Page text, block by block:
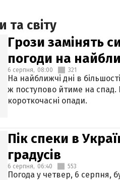
та світу
Грози замінять
погоди на
6 серпня, 08:00 321
На найближчі дні в
ж поступово йтиме на спад.
короткочасні опади.
Пік спеки в
градусів
6 серпня, 06:40 553
Погода у четвер, 6 серпня,